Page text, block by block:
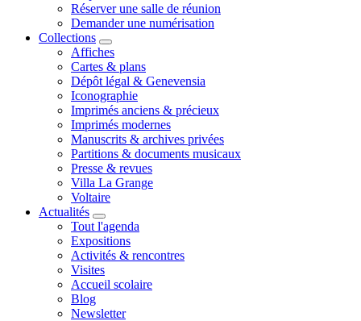
Réserver une salle de réunion
Demander une numérisation
Collections
Affiches
Cartes & plans
Dépôt légal & Genevensia
Iconographie
Imprimés anciens & précieux
Imprimés modernes
Manuscrits & archives privées
Partitions & documents musicaux
Presse & revues
Villa La Grange
Voltaire
Actualités
Tout l'agenda
Expositions
Activités & rencontres
Visites
Accueil scolaire
Blog
Newsletter